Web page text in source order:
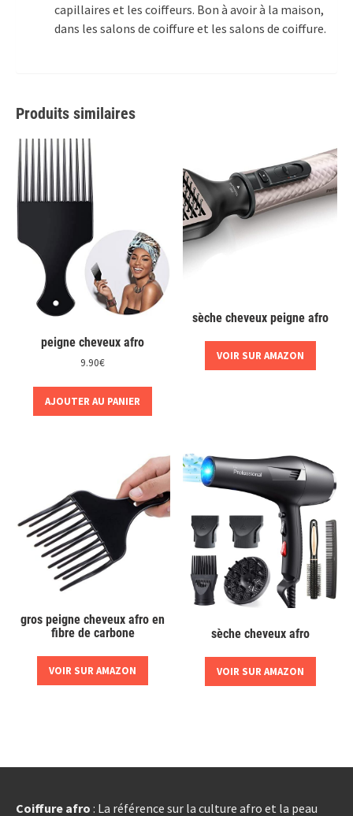
capillaires et les coiffeurs. Bon à avoir à la maison,
dans les salons de coiffure et les salons de coiffure.
Produits similaires
peigne cheveux afro
9.90€
AJOUTER AU PANIER
sèche cheveux peigne afro
VOIR SUR AMAZON
gros peigne cheveux afro en
fibre de carbone
VOIR SUR AMAZON
sèche cheveux afro
VOIR SUR AMAZON
Coiffure afro : La référence sur la culture afro et la peau